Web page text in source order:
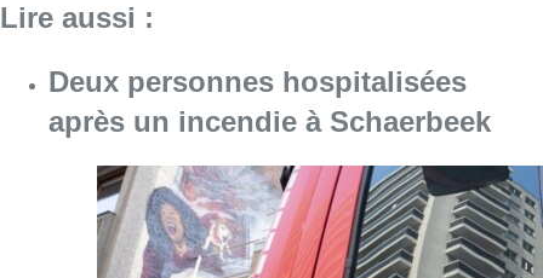
Lire aussi :
Deux personnes hospitalisées
après un incendie à Schaerbeek